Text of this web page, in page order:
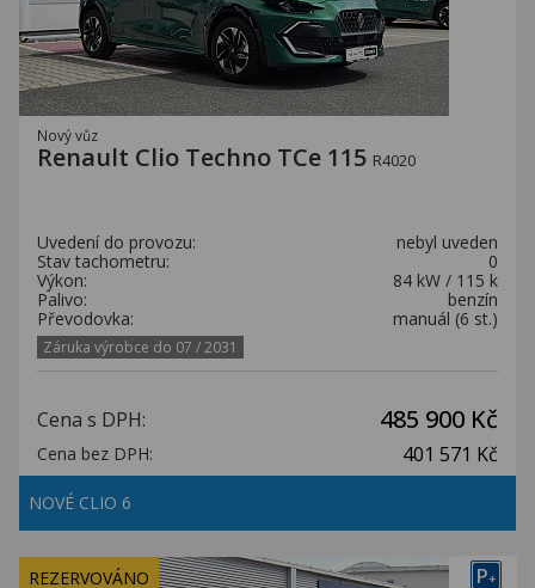
Nový vůz
Renault Clio Techno TCe 115 R4020
Uvedení do provozu:
nebyl uveden
Stav tachometru:
0
Výkon:
84 kW / 115 k
Palivo:
benzín
Převodovka:
manuál (6 st.)
Záruka výrobce do 07 / 2031
Cena s DPH: 485 900 Kč
Cena bez DPH: 401 571 Kč
NOVÉ CLIO 6
P+
REZERVOVÁNO